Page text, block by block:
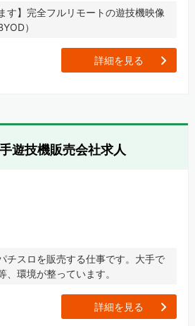
す】完全フルリモートの遊技機映像
）
詳細を見る
遊技機販売会社求人
チスロを販売する仕事です。大手で
、環境が整っています。
詳細を見る